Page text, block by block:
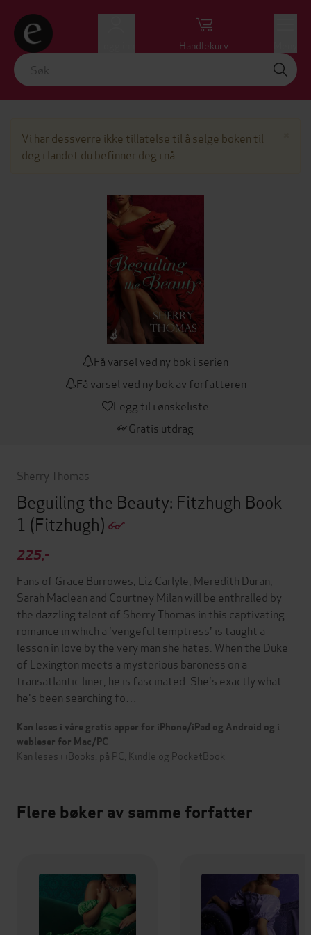
Handlekurv
Vi har dessverre ikke tillatelse til å selge boken til
deg i landet du befinner deg i nå.
Få varsel ved ny bok i serien
Få varsel ved ny bok av forfatteren
Legg til i ønskeliste
Gratis utdrag
Sherry Thomas
Beguiling the Beauty: Fitzhugh Book
1 (Fitzhugh)
225,-
Fans of Grace Burrowes, Liz Carlyle, Meredith Duran,
Sarah Maclean and Courtney Milan will be enthralled by
the dazzling talent of Sherry Thomas in this captivating
romance in which a 'vengeful temptress' is taught a
lesson in love by the very man she hates. When the Duke
of Lexington meets a mysterious baroness on a
transatlantic liner, he is fascinated. She's exactly what
he's been searching fo…
Kan leses i våre gratis apper for iPhone/iPad og Android og i
webleser for Mac/PC
Kan leses i iBooks, på PC, Kindle og PocketBook
Flere bøker av samme forfatter